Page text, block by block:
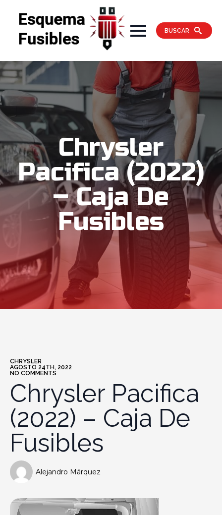
BUSCAR
Chrysler
Pacifica (2022)
– Caja De
Fusibles
CHRYSLER
AGOSTO 24TH, 2022
NO COMMENTS
Chrysler Pacifica
(2022) – Caja De
Fusibles
Alejandro Márquez